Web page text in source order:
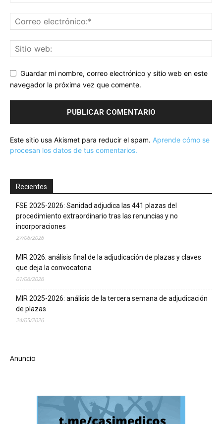
Guardar mi nombre, correo electrónico y sitio web en este
navegador la próxima vez que comente.
Este sitio usa Akismet para reducir el spam. Aprende cómo se
procesan los datos de tus comentarios.
Recientes
FSE 2025-2026: Sanidad adjudica las 441 plazas del
procedimiento extraordinario tras las renuncias y no
incorporaciones
27/06/2026
MIR 2026: análisis final de la adjudicación de plazas y claves
que deja la convocatoria
01/06/2026
MIR 2025-2026: análisis de la tercera semana de adjudicación
de plazas
24/05/2026
Anuncio